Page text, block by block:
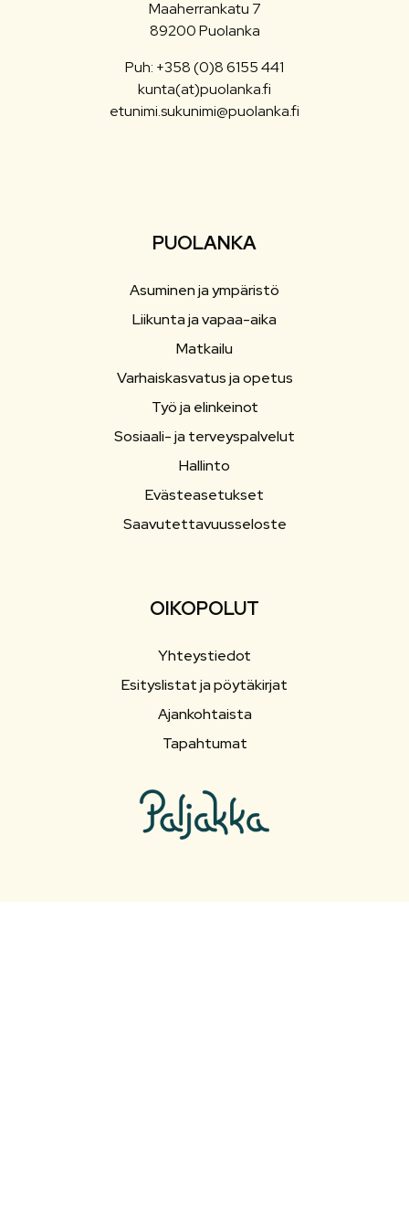
Maaherrankatu 7
89200 Puolanka
Puh: +358 (0)8 6155 441
kunta(at)puolanka.fi
etunimi.sukunimi@puolanka.fi
PUOLANKA
Asuminen ja ympäristö
Liikunta ja vapaa-aika
Matkailu
Varhaiskasvatus ja opetus
Työ ja elinkeinot
Sosiaali- ja terveyspalvelut
Hallinto
Evästeasetukset
Saavutettavuusseloste
OIKOPOLUT
Yhteystiedot
Esityslistat ja pöytäkirjat
Ajankohtaista
Tapahtumat